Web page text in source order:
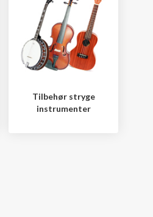
Tilbehør stryge
instrumenter